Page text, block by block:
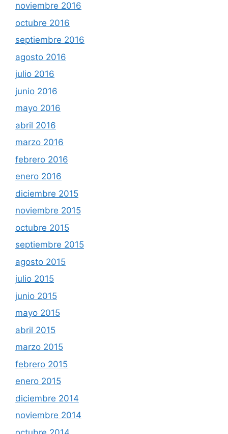
noviembre 2016
octubre 2016
septiembre 2016
agosto 2016
julio 2016
junio 2016
mayo 2016
abril 2016
marzo 2016
febrero 2016
enero 2016
diciembre 2015
noviembre 2015
octubre 2015
septiembre 2015
agosto 2015
julio 2015
junio 2015
mayo 2015
abril 2015
marzo 2015
febrero 2015
enero 2015
diciembre 2014
noviembre 2014